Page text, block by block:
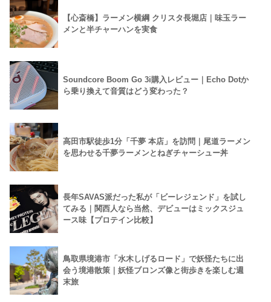
【心斎橋】ラーメン横綱 クリスタ長堀店｜味玉ラー
メンと半チャーハンを実食
Soundcore Boom Go 3i購入レビュー｜Echo Dotか
ら乗り換えて音質はどう変わった？
高田市駅徒歩1分「千夢 本店」を訪問｜尾道ラーメン
を思わせる千夢ラーメンとねぎチャーシュー丼
長年SAVAS派だった私が「ビーレジェンド」を試し
てみる｜関西人なら当然、デビューはミックスジュ
ース味【プロテイン比較】
鳥取県境港市「水木しげるロード」で妖怪たちに出
会う境港散策｜妖怪ブロンズ像と街歩きを楽しむ週
末旅